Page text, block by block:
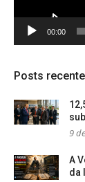
00:00
Posts
9
A
da